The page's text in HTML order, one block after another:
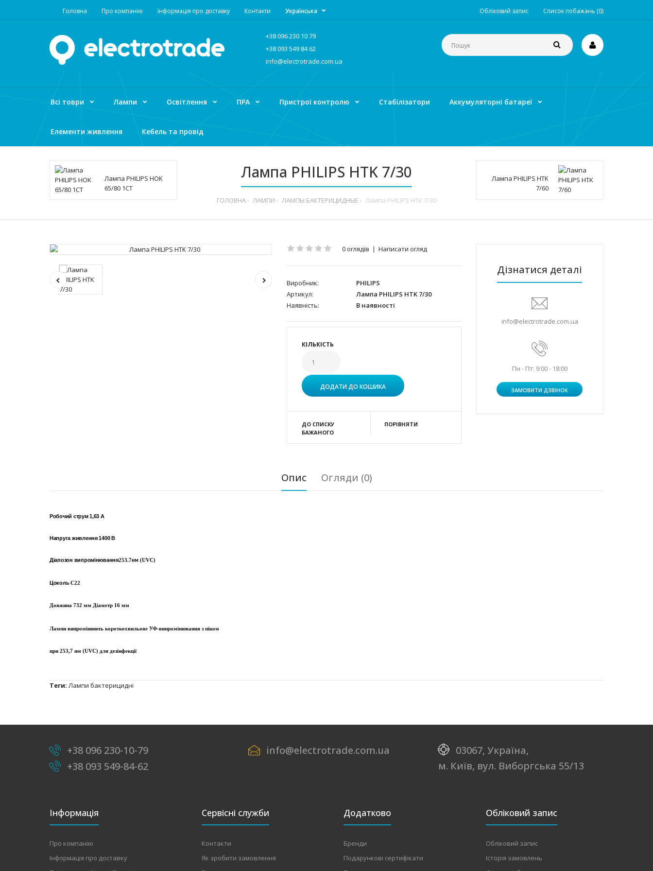
Головна Про компанію Інформація про доставку Контакти Обліковий запис Список побажань (0)
Українська
+38 096 230 10 79
+38 093 549 84 62
info@electrotrade.com.ua
Всі товри Лампи Освітлення ПРА Пристрої контролю Стабілізатори Аккумуляторні батареї
Елементи живлення Кебель та провід
Лампа PHILIPS HOK
65/80 1CT
Лампа PHILIPS HTK 7/30
ГОЛОВНА ЛАМПИ ЛАМПЫ БАКТЕРИЦИДНЫЕ Лампа PHILIPS HTK 7/30
Лампа PHILIPS HTK
7/60
0 оглядів | Написати огляд
Виробник:
PHILIPS
Артикул:
Лампа PHILIPS HTK 7/30
Наявність:
В наявності
КІЛЬКІСТЬ
ДО СПИСКУ
БАЖАНОГО
ПОРІВНЯТИ
Дізнатися деталі
info@electrotrade.com.ua
Пн - Пт: 9:00 - 18:00
ЗАМОВИТИ ДЗВІНОК
Опис Огляди (0)
Робочий струм 1,63 А
Напруга живлення 1400 В
Діапозон випромінювання253.7нм(UVC)
Цоколь C22
Довжина 732 мм Діаметр 16 мм
Лампи випромінюють короткохвильове УФ-випромінювання з піком
при 253,7 нм (UVC) для дезінфекції
Теги: Лампи бактерицидні
+38 096 230-10-79
+38 093 549-84-62
info@electrotrade.com.ua
03067, Україна,
м. Київ, вул. Виборгська 55/13
Інформація
Про компанію
Інформація про доставку
Сервісні служби
Контакти
Як зробити замовлення
Додатково
Бренди
Подарункові сертифікати
Обліковий запис
Обліковий запис
Історія замовлень